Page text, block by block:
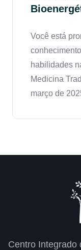
Você está
habilidades
Medicina
março de
Centro Integrado